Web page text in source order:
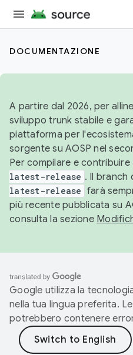
DOCUMENTAZIONE
A partire dal 2026, per
sviluppo trunk stabile e
piattaforma per
sorgente su AOSP nel
Per compilare e contribuire
latest-release . Il branch
latest-release farà
più recente pubblicata su
consulta la sezione
Google utilizza la
nella tua lingua preferita.
potrebbero contenere